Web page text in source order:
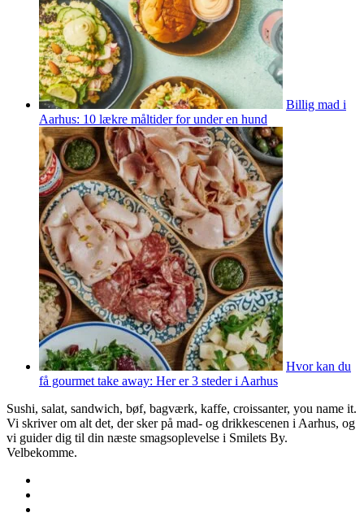
Billig mad i
Aarhus: 10 lækre måltider for under en hund
Hvor kan du
få gourmet take away: Her er 3 steder i Aarhus
Sushi, salat, sandwich, bøf, bagværk, kaffe, croissanter, you name it.
Vi skriver om alt det, der sker på mad- og drikkescenen i Aarhus, og
vi guider dig til din næste smagsoplevelse i Smilets By.
Velbekomme.